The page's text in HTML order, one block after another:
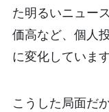
た明るいニュー
価高など、個人
に変化しています
こうした局面だ